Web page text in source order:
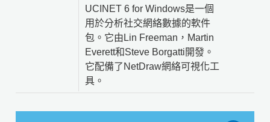
UCINET 6 for Windows是一個
用於分析社交網絡數據的軟件
包。它由Lin Freeman，Martin
Everett和Steve Borgatti開發。
它配備了NetDraw網絡可視化工
具。